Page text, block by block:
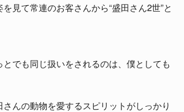
見て常連のお客さんから“盛田さん2世”と
とでも同じ扱いをされるのは、僕としても
んの動物を愛するスピリットがしっかり